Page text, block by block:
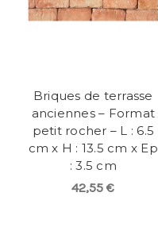
Briques de terrasse
anciennes – Format
petit rocher – L : 6.5
cm x H : 13.5 cm x Ep
: 3.5 cm
42,55 €